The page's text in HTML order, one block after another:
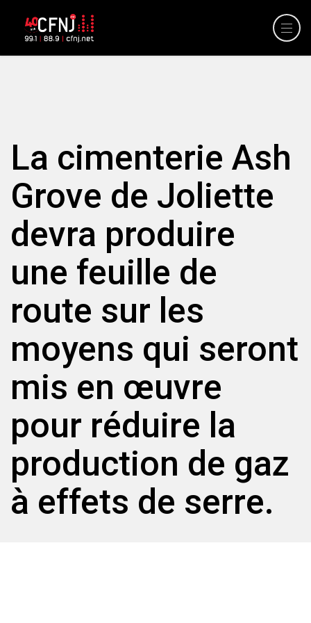
La cimenterie Ash
Grove de Joliette
devra produire
une feuille de
route sur les
moyens qui seront
mis en œuvre
pour réduire la
production de gaz
à effets de serre.